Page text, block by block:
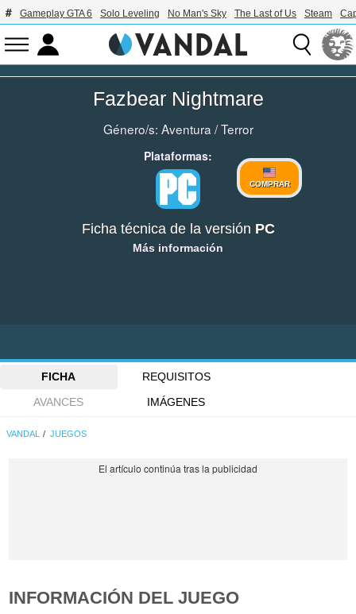
Gameplay GTA 6 Solo Leveling No Man's Sky The Last of Us Steam
Fazbear Nightmare
Género/s: Aventura /Terror
Plataformas:
COMPRAR
Ficha técnica de la versión PC
Más información
FICHA
REQUISITOS
AVANCES
IMÁGENES
VANDAL JUEGOS
INFORMACIÓN DEL JUEGO